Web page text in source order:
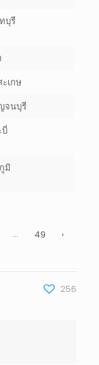
บุรี
เกษ
จนบุรี
บี่
มิ
… 49 ›
256